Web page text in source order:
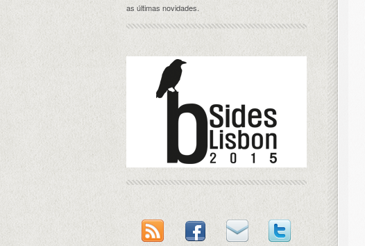
as últimas novidades.